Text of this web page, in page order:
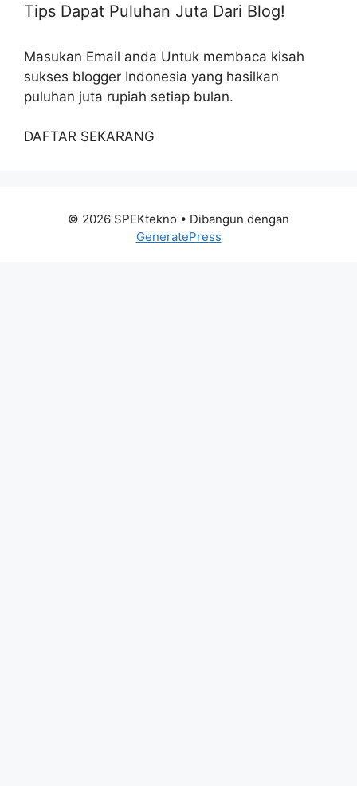
Tips Dapat Puluhan Juta Dari Blog!
Masukan Email anda Untuk membaca kisah
sukses blogger Indonesia yang hasilkan
puluhan juta rupiah setiap bulan.
DAFTAR SEKARANG
© 2026 SPEKtekno • Dibangun dengan
GeneratePress